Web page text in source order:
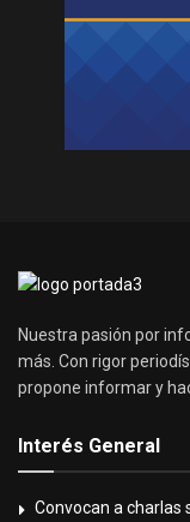
Nuestra pasión por
más. Con rigor
propone informar y
Interés General
Convocan a charlas